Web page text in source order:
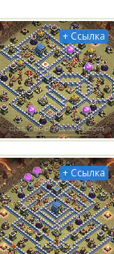
+ Ссылка
+ Ссылка